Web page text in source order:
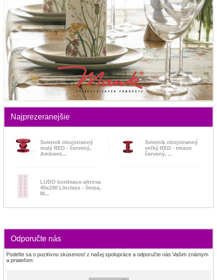
Najprezeranejšie
Svietnik obojstranný
malý RED - červený,
Ambient...
Svietnik obojstranný
veľký RED - tmavo
červený, ...
LUDO bordeaux-altrosa
40x240 Linclass - šerpa,
M...
Odporučte nás
Podeľte sa o pozitívnu skúsenosť z našej spolupráce a odporučte nás Vašim známym
a priateľom: